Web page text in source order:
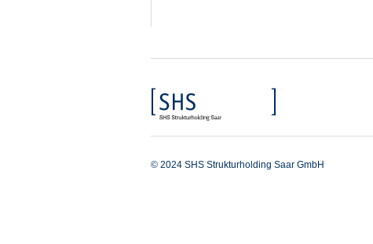
© 2024 SHS Strukturholding Saar GmbH